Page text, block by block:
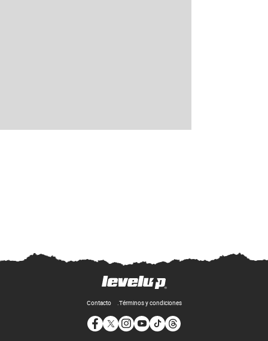
Contacto Términos y condiciones
Opens in new window
Opens in new window
Opens in new window
Opens in new window
Opens in new window
Opens in new window